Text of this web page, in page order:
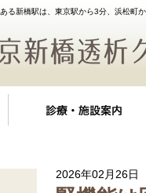
る新橋駅は、東京駅から3分、浜松町
2026年02月26日